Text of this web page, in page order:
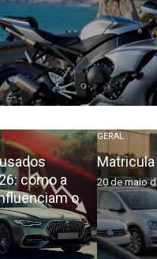
como a
o
GERAL
Matricula
20 de maio